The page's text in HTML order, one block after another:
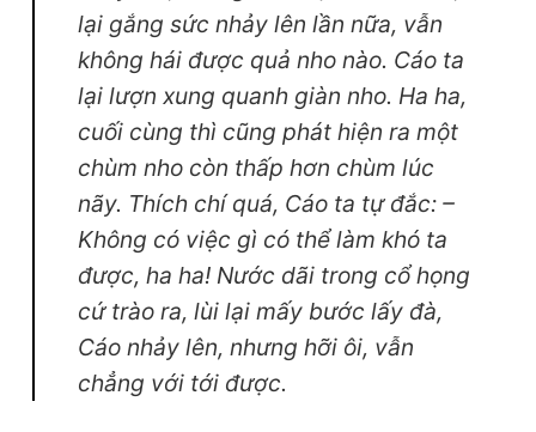
lại gắng sức nhảy lên lần nữa, vẫn
không hái được quả nho nào. Cáo ta
lại lượn xung quanh giàn nho. Ha ha,
cuối cùng thì cũng phát hiện ra một
chùm nho còn thấp hơn chùm lúc
nãy. Thích chí quá, Cáo ta tự đắc: –
Không có việc gì có thể làm khó ta
được, ha ha! Nước dãi trong cổ họng
cứ trào ra, lùi lại mấy bước lấy đà,
Cáo nhảy lên, nhưng hỡi ôi, vẫn
chẳng với tới được.